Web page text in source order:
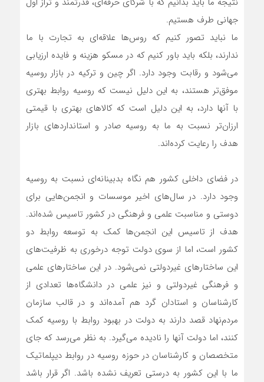
جهانی طرف هستیم.
ما نباید تصور کنیم که روس‌ها علاقه‌ای به تجارت با ما
ندارند، بلکه باید باور کنیم که در مسکو هزینه و فایده ارزیابی
می‌شود و رقابت وجود دارد. اگر چین و ترکیه در بازار روسیه
موفق‌تر هستند، به این دلیل نیست که روسیه روابط بهتری
با آنها دارد، به این دلیل است که کالاهای بهتری با قیمتی
ارزان‌تر نسبت به ما به روسیه صادر و استانداردهای بازار
هدف را رعایت کرده‌اند.
در فضای داخلی کشور هم نگاه بدبینانه‌ای نسبت به روسیه
وجود دارد. در سال‌های اخیر موسسات و انجمن‌هایی برای
دوستی و مناسبت علمی و فرهنگی در کشور تاسیس شده‌اند.
هدف از تاسیس این انجمن‌ها کمک به توسعه روابط دو
کشور است، اما از سوی دولت توجه درخوری به ظرفیت‌های
این ساختارهای غیردولتی نمی‌شود. در این ساختارهای علمی
و فرهنگی غیردولتی و نیز علمی در دانشگاه‌ها تعدادی از
کارشناسان و استادان گرد هم آمده‌اند و در قالب سازمان
مردم‌نهاد قصد دارند به دولت در بهبود روابط با روسیه کمک
کنند، اما دولت آنها را نادیده می‌گیرد. به نظر می‌رسد که جای
متخصصان و کارشناسان در حوزه روسیه در روابط دیپلماتیک
ما با این کشور به درستی تعریف نشده باشد. اگر قرار باشد